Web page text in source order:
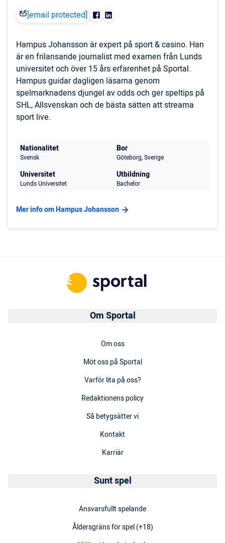
[email protected]
Hampus Johansson är expert på sport & casino. Han
är en frilansande journalist med examen från Lunds
universitet och över 15 års erfarenhet på Sportal.
Hampus guidar dagligen läsarna genom
spelmarknadens djungel av odds och ger speltips på
SHL, Allsvenskan och de bästa sätten att streama
sport live.
Nationalitet
Svensk
Bor
Göteborg, Sverige
Universitet
Lunds Universitet
Utbildning
Bachelor
Mer info om Hampus Johansson
Om Sportal
Om oss
Möt oss på Sportal
Varför lita på oss?
Redaktionens policy
Så betygsätter vi
Kontakt
Karriär
Sunt spel
Ansvarsfullt spelande
Åldersgräns för spel (+18)